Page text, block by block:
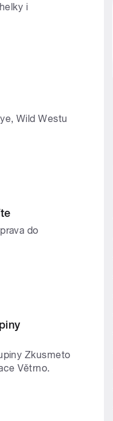
i
Wild Westu
do
Zkusmeto
Větrno.